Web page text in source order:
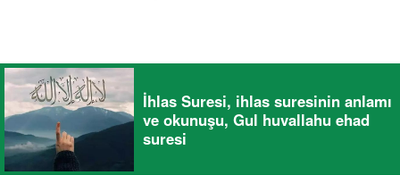
İhlas Suresi, ihlas suresinin anlamı
ve okunuşu, Gul huvallahu ehad
suresi